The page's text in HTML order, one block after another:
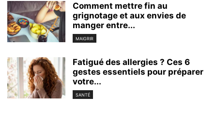
Comment mettre fin au
grignotage et aux envies de
manger entre...
MAIGRIR
Fatigué des allergies ? Ces 6
gestes essentiels pour préparer
votre...
SANTÉ